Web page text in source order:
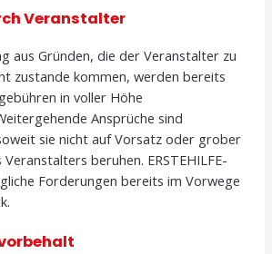
Veranstalter
aus Gründen, die der Veranstalter zu
zustande kommen, werden bereits
in voller Höhe
Ansprüche sind
sie nicht auf Vorsatz oder grober
beruhen. ERSTEHILFE-
Forderungen bereits im Vorwege